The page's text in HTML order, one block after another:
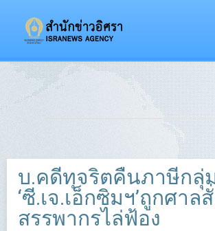
บ.คดีทุจริตคืนภาษีกลุ่
‘ซี.เจ.เอ็กซิมฯ’ถูกศา
สรรพากรไล่ฟ้อง